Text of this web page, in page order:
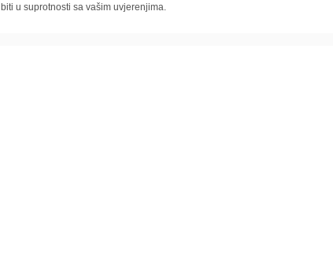
biti u suprotnosti sa vašim uvjerenjima.